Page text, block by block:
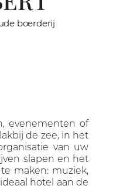
boerderij
evenementen of
de zee, in het
van uw
slapen en het
maken: muziek,
hotel aan de